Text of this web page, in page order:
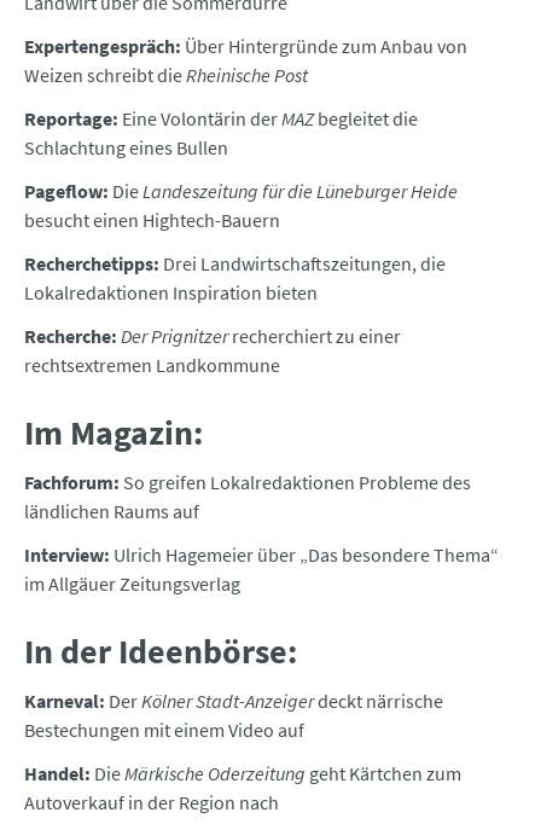
Expertengespräch: Über Hintergründe zum Anbau von
Weizen schreibt dieRheinische Post
Reportage: Eine Volontärin derMAZbegleitet die
Schlachtung eines Bullen
Pageflow: DieLandeszeitung für die Lüneburger Heide
besucht einen Hightech-Bauern
Recherchetipps: Drei Landwirtschaftszeitungen, die
Lokalredaktionen Inspiration bieten
Recherche: Der Prignitzerrecherchiert zu einer
rechtsextremen Landkommune
Im Magazin:
Fachforum: So greifen Lokalredaktionen Probleme des
ländlichen Raums auf
Interview: Ulrich Hagemeier über „Das besondere Thema“
im Allgäuer Zeitungsverlag
In der Ideenbörse:
Karneval: DerKölner Stadt-Anzeigerdeckt närrische
Bestechungen mit einem Video auf
Handel: DieMärkische Oderzeitung geht Kärtchen zum
Autoverkauf in der Region nach